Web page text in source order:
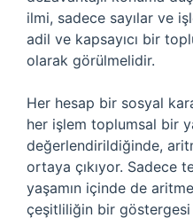
ilmi, sadece sayılar ve
adil ve kapsayıcı bir
olarak görülmelidir.
Her hesap bir sosyal
her işlem toplumsal bir
değerlendirildiğinde,
ortaya çıkıyor. Sadece
yaşamın içinde de
çeşitliliğin bir